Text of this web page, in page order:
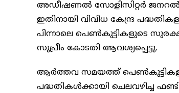
അഡീഷണല്‍ സോളിസിറ്റര്‍ ജനറല്‍
ഇതിനായി വിവിധ കേന്ദ്ര
പിന്നാലെ പെണ്‍കുട്ടികളുടെ
സുപ്രീം കോടതി ആവശ്യപ്പെട്ടു.
ആര്‍ത്തവ സമയത്ത്
പദ്ധതികള്‍ക്കായി ചെലവഴിച്ച